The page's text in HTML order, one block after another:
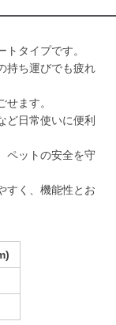
タイプです。
持ち運びでも疲れ
ます。
ど日常使いに便利
ペットの安全を守
すく、機能性とお